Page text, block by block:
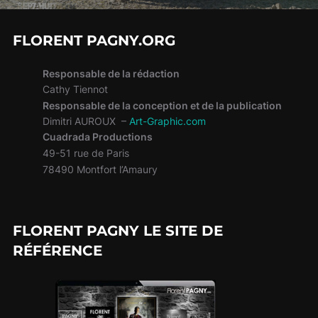
FLORENT PAGNY.ORG
Responsable de la rédaction
Cathy Tiennot
Responsable de la conception et de la publication
Dimitri AUROUX – Art-Graphic.com
Cuadrada Productions
49-51 rue de Paris
78490 Montfort l’Amaury
FLORENT PAGNY LE SITE DE
RÉFÉRENCE